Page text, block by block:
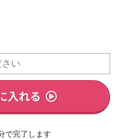
入れる
で完了します